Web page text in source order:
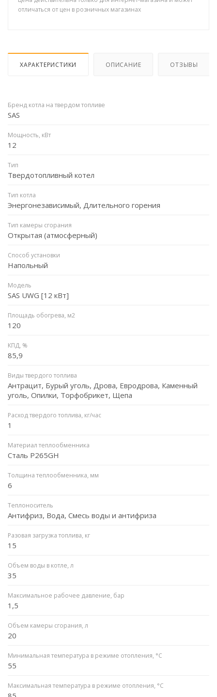
отличаться от цен в розничных магазинах
ХАРАКТЕРИСТИКИ ОПИСАНИЕ ОТЗЫВЫ
Бренд котла на твердом топливе
SAS
Мощность, кВт
12
Тип
Твердотопливный котел
Тип котла
Энергонезависимый, Длительного горения
Тип камеры сгорания
Открытая (атмосферный)
Способ установки
Напольный
Модель
SAS UWG [12 кВт]
Площадь обогрева, м2
120
КПД, %
85,9
Виды твердого топлива
Антрацит, Бурый уголь, Дрова, Евродрова, Каменный
уголь, Опилки, Торфобрикет, Щепа
Расход твердого топлива, кг/час
1
Материал теплообменника
Сталь P265GH
Толщина теплообменника, мм
6
Теплоноситель
Антифриз, Вода, Смесь воды и антифриза
Разовая загрузка топлива, кг
15
Объем воды в котле, л
35
Максимальное рабочее давление, бар
1,5
Объем камеры сгорания, л
20
Минимальная температура в режиме отопления, °C
55
Максимальная температура в режиме отопления, °C